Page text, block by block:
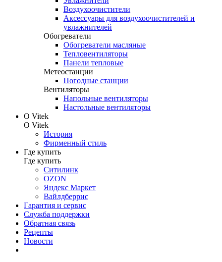
Воздухоочистители
Аксессуары для воздухоочистителей и
увлажнителей
Обогреватели
Обогреватели масляные
Тепловентиляторы
Панели тепловые
Метеостанции
Погодные станции
Вентиляторы
Напольные вентиляторы
Настольные вентиляторы
О Vitek
О Vitek
История
Фирменный стиль
Где купить
Где купить
Ситилинк
OZON
Яндекс Маркет
Вайлдберрис
Гарантия и сервис
Служба поддержки
Обратная связь
Рецепты
Новости